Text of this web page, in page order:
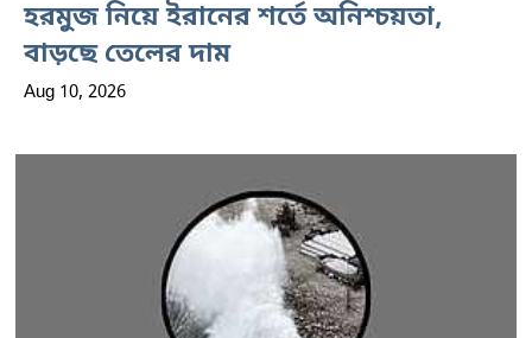
হরমুজ নিয়ে ইরানের শর্তে অনিশ্চয়তা,
বাড়ছে তেলের দাম
Aug 10, 2026